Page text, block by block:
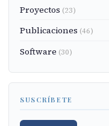
Proyectos (23)
Publicaciones (46)
Software (30)
SUSCRÍBETE